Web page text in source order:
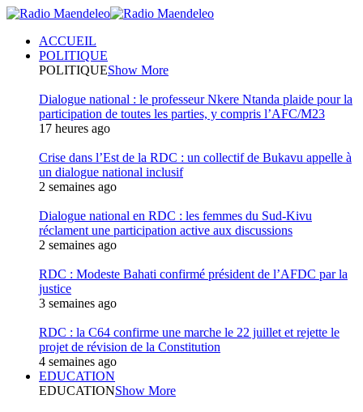
ACCUEIL
POLITIQUE
POLITIQUEShow More
Dialogue national : le professeur Nkere Ntanda plaide pour la
participation de toutes les parties, y compris l’AFC/M23
17 heures ago
Crise dans l’Est de la RDC : un collectif de Bukavu appelle à
un dialogue national inclusif
2 semaines ago
Dialogue national en RDC : les femmes du Sud-Kivu
réclament une participation active aux discussions
2 semaines ago
RDC : Modeste Bahati confirmé président de l’AFDC par la
justice
3 semaines ago
RDC : la C64 confirme une marche le 22 juillet et rejette le
projet de révision de la Constitution
4 semaines ago
EDUCATION
EDUCATIONShow More